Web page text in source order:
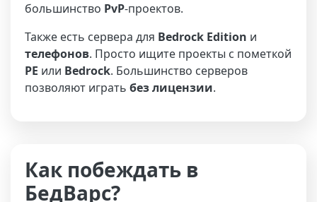
большинство PvP-проектов.
Также есть сервера для Bedrock Edition и
телефонов. Просто ищите проекты с пометкой
PE или Bedrock. Большинство серверов
позволяют играть без лицензии.
Как побеждать в
БедВарс?